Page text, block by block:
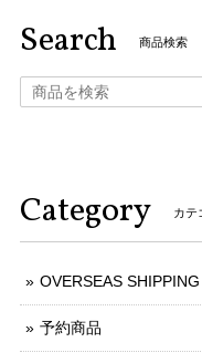
Search 商品検索
Category カテ
OVERSEAS SHIPPING
予約商品